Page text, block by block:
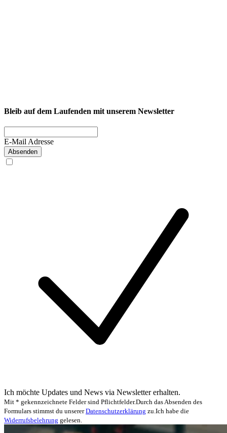
Bleib auf dem Laufenden mit unserem Newsletter
E-Mail Adresse
Absenden
Ich möchte Updates und News via Newsletter erhalten.
Mit * gekennzeichnete Felder sind Pflichtfelder.Durch das Absenden des
Formulars stimmst du unserer Datenschutzerklärung zu. Ich habe die
Widerrufsbelehrung gelesen.